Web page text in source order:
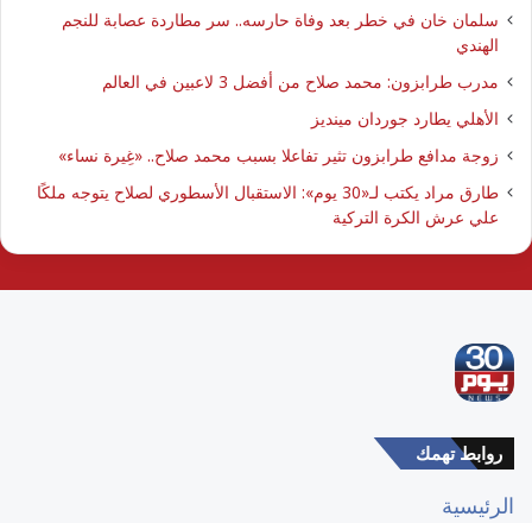
سلمان خان في خطر بعد وفاة حارسه.. سر مطاردة عصابة للنجم
الهندي
مدرب طرابزون: محمد صلاح من أفضل 3 لاعبين في العالم
الأهلي يطارد جوردان مينديز
زوجة مدافع طرابزون تثير تفاعلا بسبب محمد صلاح.. «غِيرة نساء»
طارق مراد يكتب لـ«30 يوم»: الاستقبال الأسطوري لصلاح يتوجه ملكًا
علي عرش الكرة التركية
روابط تهمك
الرئيسية